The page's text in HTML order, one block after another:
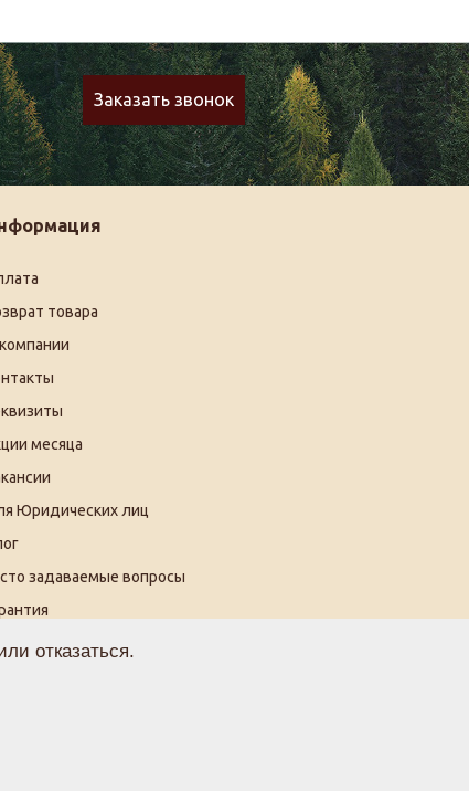
Заказать звонок
товара
месяца
Юридических лиц
задаваемые вопросы
отказаться.